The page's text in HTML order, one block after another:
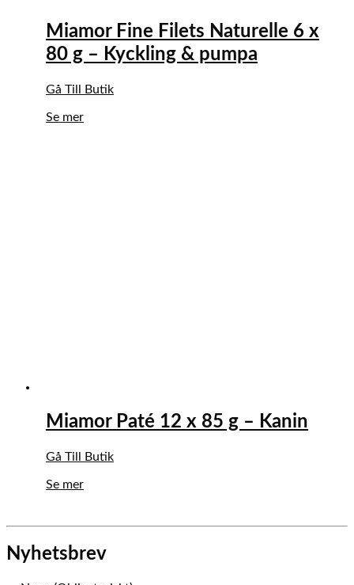
Miamor Fine Filets Naturelle 6 x
80 g – Kyckling & pumpa
Gå Till Butik
Se mer
Miamor Paté 12 x 85 g – Kanin
Gå Till Butik
Se mer
Nyhetsbrev